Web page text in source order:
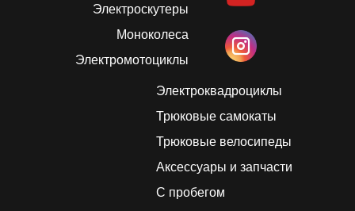
Электроскутеры
Моноколеса
Электромотоциклы
Электроквадроциклы
Трюковые самокаты
Трюковые велосипеды
Аксессуары и запчасти
С пробегом